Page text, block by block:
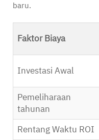
baru.
Faktor Biaya
Investasi Awal
Pemeliharaan
tahunan
Rentang Waktu ROI